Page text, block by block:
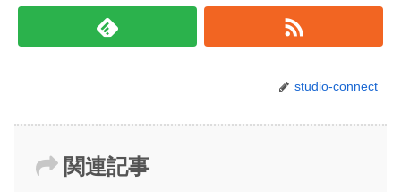
studio-connect
関連記事